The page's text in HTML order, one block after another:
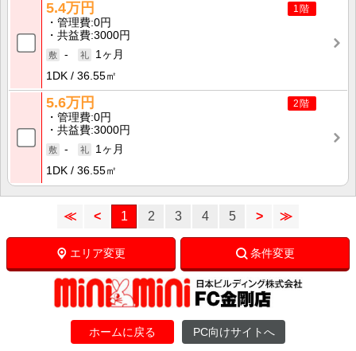
1階
5.4万円
管理費 0円
共益費 3000円
-
1ヶ月
1DK
36.55㎡
2階
5.6万円
管理費 0円
共益費 3000円
-
1ヶ月
1DK
36.55㎡
≪ < 1 2 3 4 5 > ≫
エリア変更 条件変更
ホームに戻る PC向けサイトへ